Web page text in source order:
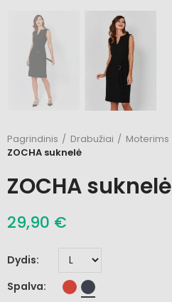
Pagrindinis Drabužiai Moterims
ZOCHA suknelė
ZOCHA suknelė
29,90 €
Dydis
Spalva